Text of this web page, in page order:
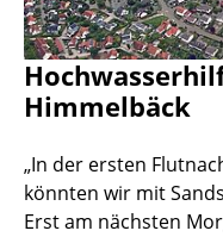
Himmelbäck
„In der ersten
könnten wir mit
Erst am nächsten